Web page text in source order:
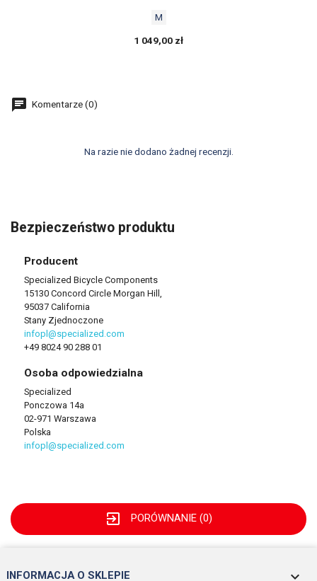
M
1 049,00 zł
Komentarze (0)
Na razie nie dodano żadnej recenzji.
Bezpieczeństwo produktu
Producent
Specialized Bicycle Components
15130 Concord Circle Morgan Hill,
95037 California
Stany Zjednoczone
infopl@specialized.com
+49 8024 90 288 01
Osoba odpowiedzialna
Specialized
Ponczowa 14a
02-971 Warszawa
Polska
infopl@specialized.com
exit_to_app PORÓWNANIE (0)
INFORMACJA O SKLEPIE keyboard_arrow_down